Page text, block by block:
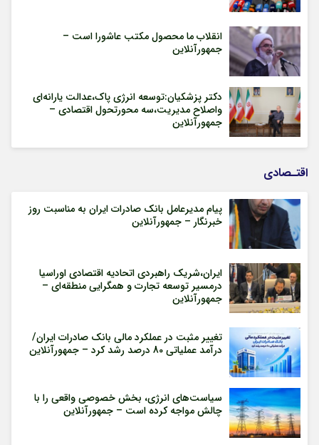
انقلاب ما محصول مکتب عاشورا است –
جمهورآنلاین
دکتر پزشکیان:توسعه انرژی پاک،عدالت یارانه‌ای
واصلاح مدیریت،سه محورتحول اقتصادی –
جمهورآنلاین
اقتـصادی
پیام مدیرعامل بانک صادرات ایران به مناسبت روز
خبرنگار – جمهورآنلاین
ایران،شریک راهبردی اتحادیه اقتصادی اوراسیا
درمسیر توسعه تجارت و همگرایی منطقه‌ای –
جمهورآنلاین
تغییر مثبت در عملکرد مالی بانک صادرات ایران/
درآمد عملیاتی 80 درصد رشد کرد – جمهورآنلاین
سیاست‌های انرژی، بخش خصوصی واقعی را با
چالش مواجه کرده است – جمهورآنلاین